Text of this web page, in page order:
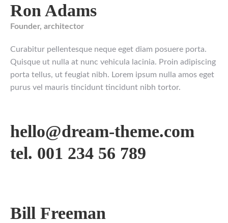
Ron Adams
Founder, architector
Curabitur pellentesque neque eget diam posuere porta.
Quisque ut nulla at nunc vehicula lacinia. Proin adipiscing
porta tellus, ut feugiat nibh. Lorem ipsum nulla amos eget
purus vel mauris tincidunt tincidunt nibh tortor.
hello@dream-theme.com
tel. 001 234 56 789
Bill Freeman